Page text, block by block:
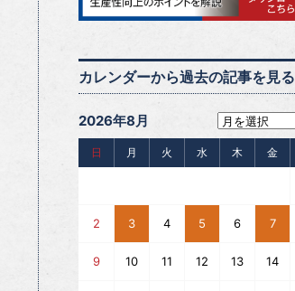
カレンダーから過去の記事を見る
2026年8月
日 月 火 水 木 金
2 3 4 5 6 7
9 10 11 12 13 14